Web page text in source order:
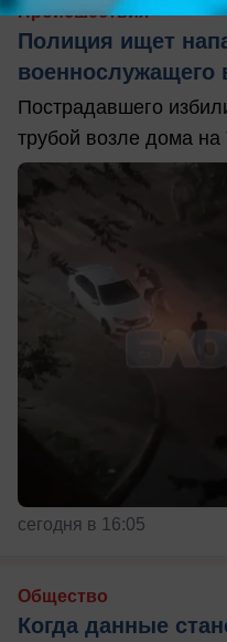
Происшествия
Полиция ищет
военнослужащего
Пострадавшего
трубой возле дома на
сегодня в 16:05
Общество
Когда данные